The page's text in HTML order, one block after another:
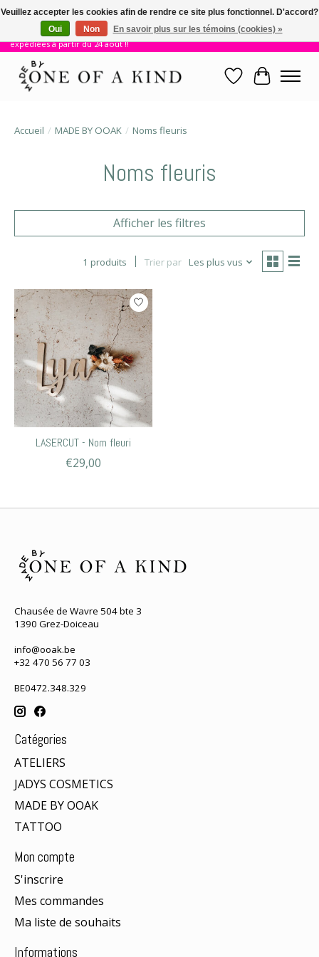
!! Nous sommes en vacances jusqu'au 23 août. Les commandes seront
expédiées à partir du 24 août !!
Liste dePanier
Accueil / MADE BY OOAK / Noms fleuris
Noms fleuris
Afficher les filtres
1 produits Trier par Les plus vus
LASERCUT - Nom fleuri
€29,00
Chausée de Wavre 504 bte 3
1390 Grez-Doiceau
info@ooak.be
+32 470 56 77 03
BE0472.348.329
Catégories
ATELIERS
JADYS COSMETICS
MADE BY OOAK
TATTOO
Mon compte
S'inscrire
Mes commandes
Ma liste de souhaits
Informations
Veuillez accepter les cookies afin de rendre ce site plus fonctionnel. D'accord?
Oui
Non En savoir plus sur les témoins (cookies) »